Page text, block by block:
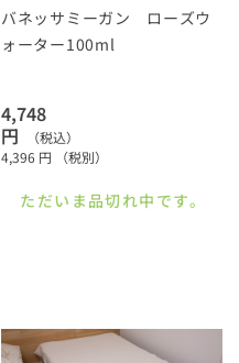
バネッサミーガン ローズウ
ォーター100ml
4,748
円
（税込）
4,396 円 （税別）
ただいま品切れ中です。